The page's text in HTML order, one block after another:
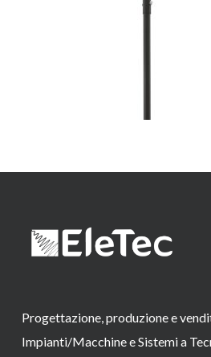
Progettazione, produzione e
Impianti/Macchine e Sistemi a